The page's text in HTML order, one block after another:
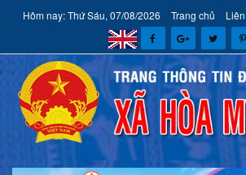
Hôm nay: Thứ Sáu, 07/08/2026 Trang chủ